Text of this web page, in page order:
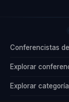
Conferencistas
Explorar
Explorar